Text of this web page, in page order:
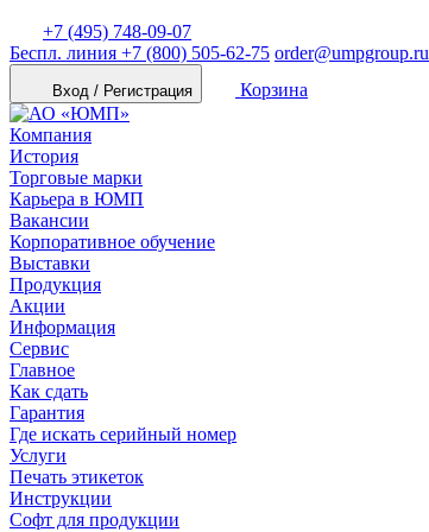
+7 (495) 748-09-07
Беспл. линия +7 (800) 505-62-75 order@umpgroup.ru
Вход / Регистрация Корзина
Компания
История
Торговые марки
Карьера в ЮМП
Вакансии
Корпоративное обучение
Выставки
Продукция
Акции
Информация
Сервис
Главное
Как сдать
Гарантия
Где искать серийный номер
Услуги
Печать этикеток
Инструкции
Софт для продукции